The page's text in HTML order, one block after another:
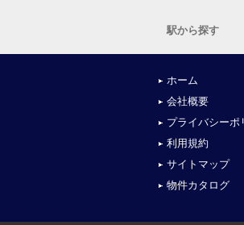
駅から探す
ホーム
会社概要
プライバシーポ
利用規約
サイトマップ
物件カタログ